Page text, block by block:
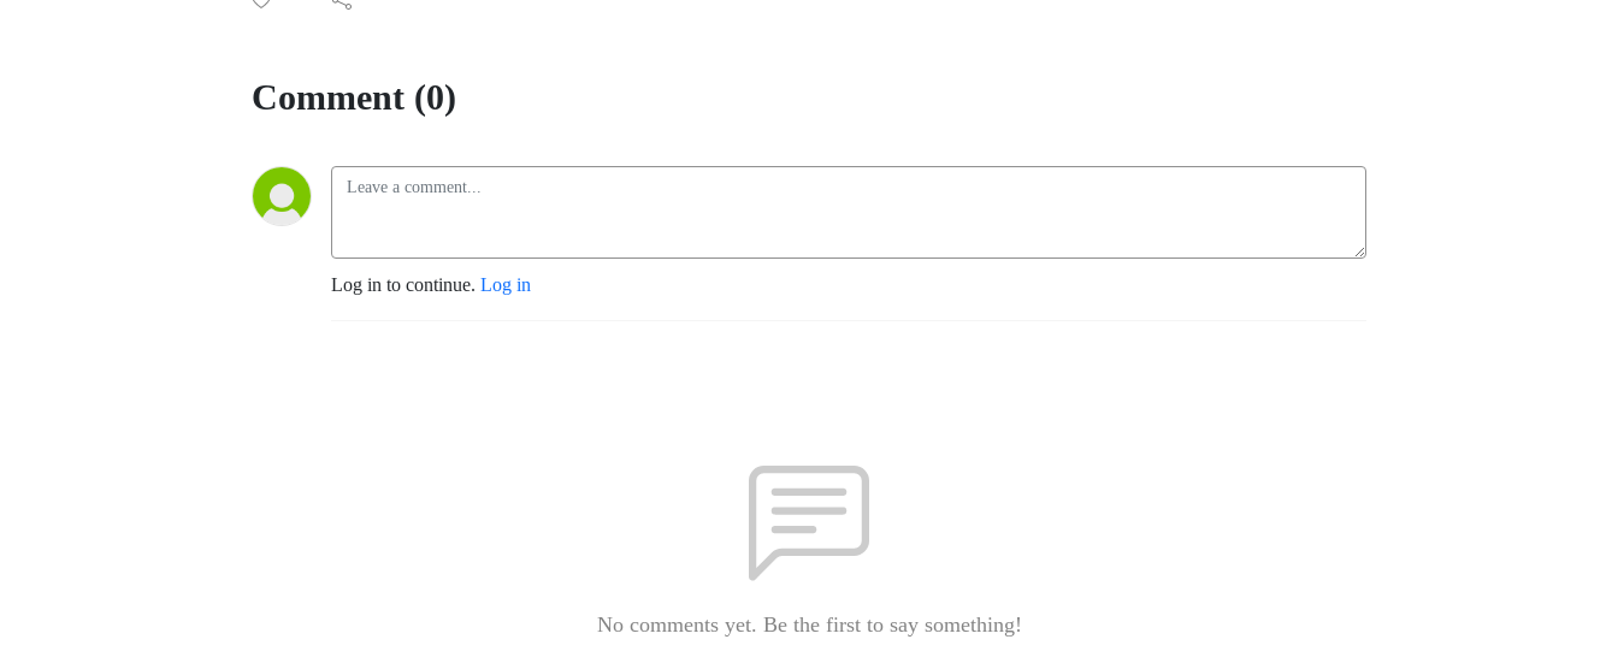
Comment (0)
Log in to continue. Log in
No comments yet. Be the first to say something!